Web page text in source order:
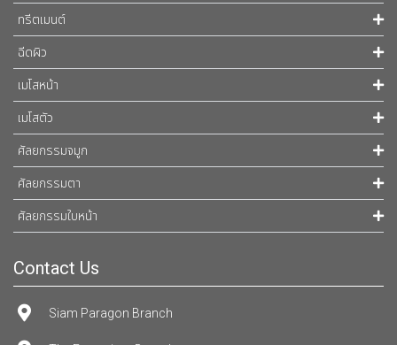
ทรีตเมนต์
ฉีดผิว
เมโสหน้า
เมโสตัว
ศัลยกรรมจมูก
ศัลยกรรมตา
ศัลยกรรมใบหน้า
Contact Us
Siam Paragon Branch